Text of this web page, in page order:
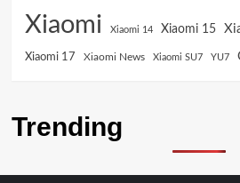
Xiaomi Xiaomi 14 Xiaomi 15
Xiaomi 17 Xiaomi News Xiaomi SU7 YU7
Trending